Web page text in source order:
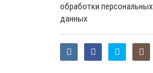
обработки персональных
данных